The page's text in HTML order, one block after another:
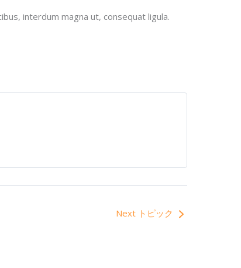
interdum magna ut, consequat ligula.
Next トピック